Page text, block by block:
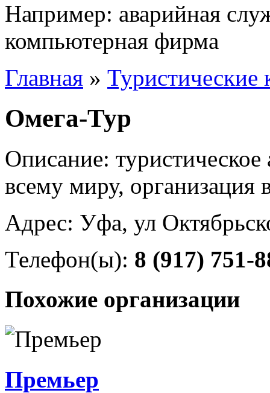
Например: аварийная
компьютерная фирма
Главная » Туристические
Омега-Тур
Описание:
всему миру, организация
Адрес: Уфа, ул
Телефон(ы): 8 (917) 751-
Похожие организации
Премьер